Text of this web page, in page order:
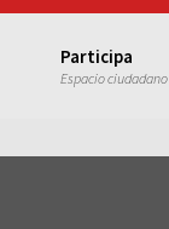
Participa
Espacio ciudadano